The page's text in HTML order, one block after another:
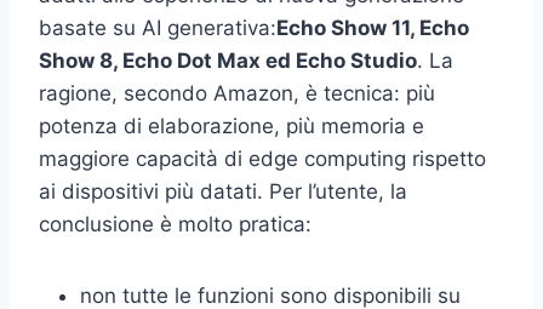
basate su AI generativa:Echo Show 11, Echo
Show 8, Echo Dot Max ed Echo Studio. La
ragione, secondo Amazon, è tecnica: più
potenza di elaborazione, più memoria e
maggiore capacità di edge computing rispetto
ai dispositivi più datati. Per l’utente, la
conclusione è molto pratica:
non tutte le funzioni sono disponibili su